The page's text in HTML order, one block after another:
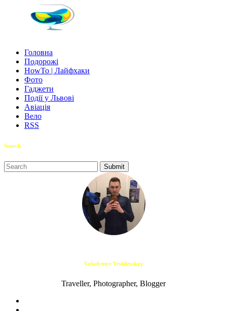
Головна
Подорожі
HowTo | Лайфхаки
Фото
Гаджети
Події у Львові
Авіація
Вело
RSS
Search
Volodymyr Vrublevskyy
Traveller, Photographer, Blogger